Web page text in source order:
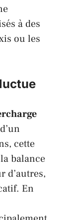
à des
ou les
cette
balance
d’autres,
En